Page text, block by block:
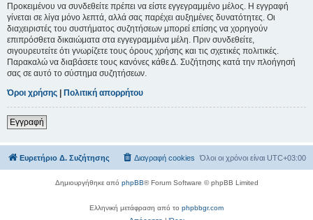
Προκειμένου να συνδεθείτε πρέπει να είστε εγγεγραμμένο μέλος. Η εγγραφή
γίνεται σε λίγα μόνο λεπτά, αλλά σας παρέχει αυξημένες δυνατότητες. Οι
διαχειριστές του συστήματος συζητήσεων μπορεί επίσης να χορηγούν
επιπρόσθετα δικαιώματα στα εγγεγραμμένα μέλη. Πριν συνδεθείτε,
σιγουρευτείτε ότι γνωρίζετε τους όρους χρήσης και τις σχετικές πολιτικές.
Παρακαλώ να διαβάσετε τους κανόνες κάθε Δ. Συζήτησης κατά την πλοήγησή
σας σε αυτό το σύστημα συζητήσεων.
Όροι χρήσης | Πολιτική απορρήτου
Εγγραφή
Ευρετήριο Δ. Συζήτησης Όλοι οι χρόνοι είναι UTC+03:00
Διαγραφή cookies
Δημιουργήθηκε από phpBB® Forum Software © phpBB Limited
Ελληνική μετάφραση από το phpbbgr.com